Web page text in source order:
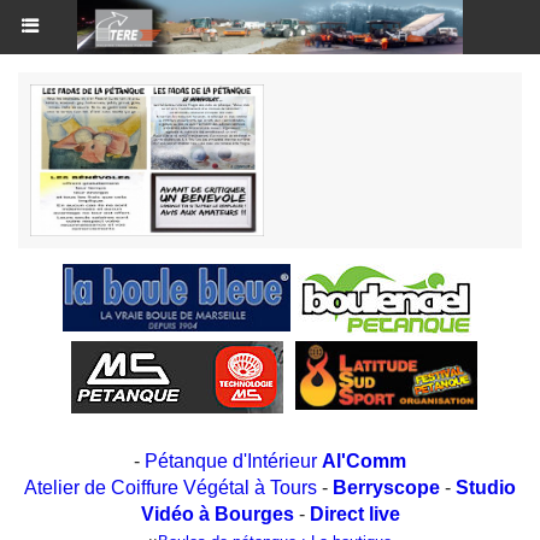
- Pétanque d'Intérieur Al'Comm
Atelier de Coiffure Végétal à Tours - Berryscope - Studio
Vidéo à Bourges- Direct live